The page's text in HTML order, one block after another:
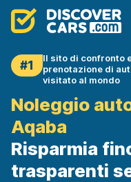
#1
Il sito di confronto
prenotazione di
visitato al mondo
Noleggio
Aqaba
Risparmia
trasparenti